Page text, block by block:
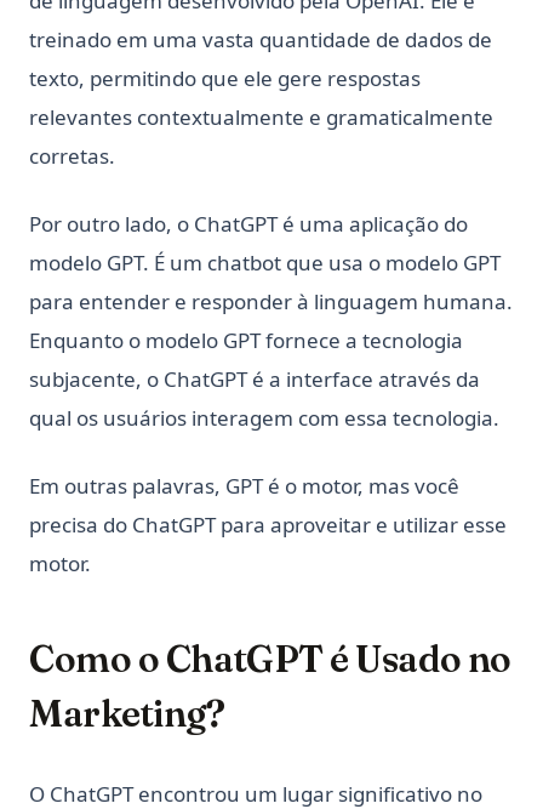
treinado em uma vasta quantidade de dados de
texto, permitindo que ele gere respostas
relevantes contextualmente e gramaticalmente
corretas.
Por outro lado, o ChatGPT é uma aplicação do
modelo GPT. É um chatbot que usa o modelo GPT
para entender e responder à linguagem humana.
Enquanto o modelo GPT fornece a tecnologia
subjacente, o ChatGPT é a interface através da
qual os usuários interagem com essa tecnologia.
Em outras palavras, GPT é o motor, mas você
precisa do ChatGPT para aproveitar e utilizar esse
motor.
Como o ChatGPT é Usado no
Marketing?
O ChatGPT encontrou um lugar significativo no